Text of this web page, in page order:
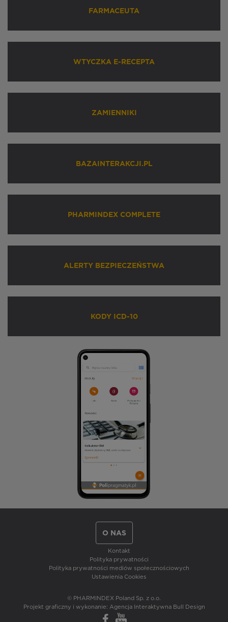
FARMACEUTA
WTYCZKA E-RECEPTA
ZAMIENNIKI
BAZAINTERAKCJI.PL
PHARMINDEX COMPLETE
ALERTY BEZPIECZEŃSTWA
KODY ICD-10
O NAS
Kontakt
Polityka prywatności
Polityka prywatności mediów społecznościowych
Ustawienia Cookies
© PHARMINDEX Poland Sp. z o.o.
Projekt graficzny i wykonanie: Agencja Interaktywna Bull Design